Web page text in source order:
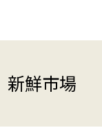
新鮮市場